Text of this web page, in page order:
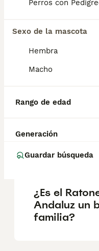
Perros con
Sexo de la mascota
Hembra
Macho
Rango de edad
Generación
Guardar búsqueda
salud y el
de
¿Cómo es el
andaluz?
¿Qué
ratonero y
¿Es el
Andaluz un
familia?